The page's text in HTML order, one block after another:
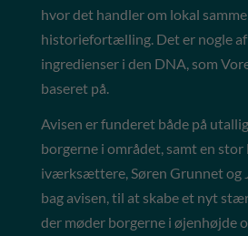
hvor det handler om lokal
historiefortælling. Det er nogle
ingredienser i den DNA, som
baseret på.
Avisen er funderet både på
borgerne i området, samt en stor
iværksættere, Søren Grunnet og
bag avisen, til at skabe et nyt
der møder borgerne i øjenhøjde